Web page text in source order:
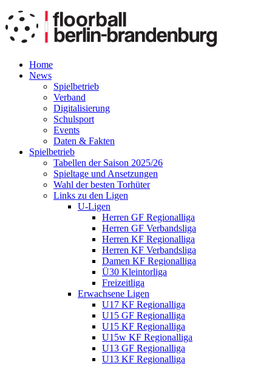
Home
News
Spielbetrieb
Verband
Digitalisierung
Schulsport
Events
Daten & Fakten
Spielbetrieb
Tabellen der Saison 2025/26
Spieltage und Ansetzungen
Wahl der besten Torhüter
Links zu den Ligen
U-Ligen
Herren GF Regionalliga
Herren GF Verbandsliga
Herren KF Regionalliga
Herren KF Verbandsliga
Damen KF Regionalliga
Ü30 Kleintorliga
Freizeitliga
Erwachsene Ligen
U17 KF Regionalliga
U15 GF Regionalliga
U15 KF Regionalliga
U15w KF Regionalliga
U13 GF Regionalliga
U13 KF Regionalliga